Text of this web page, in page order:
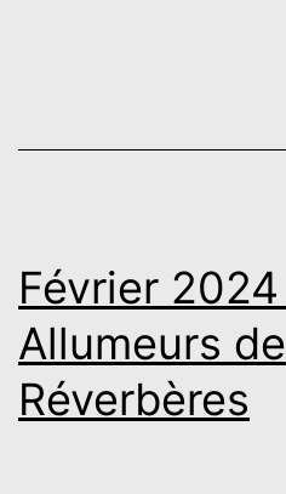
Février 2024
Allumeurs de
Réverbères